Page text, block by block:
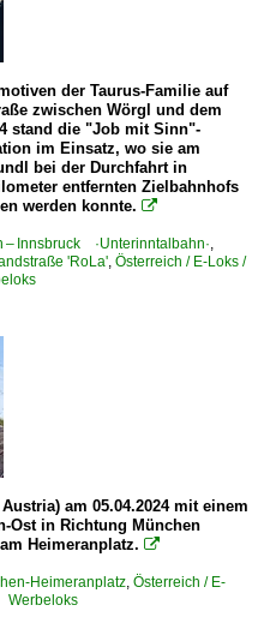
der Taurus-Familie auf
zwischen Wörgl und dem
stand die "Job mit Sinn"-
im Einsatz, wo sie am
bei der Durchfahrt in
entfernten Zielbahnhofs
werden konnte. 
– Innsbruck ·Unterinntalbahn·,
'RoLa', Österreich / E-Loks /
am 05.04.2024 mit einem
Ost in Richtung München
Heimeranplatz. 
Heimeranplatz, Österreich / E-
Werbeloks